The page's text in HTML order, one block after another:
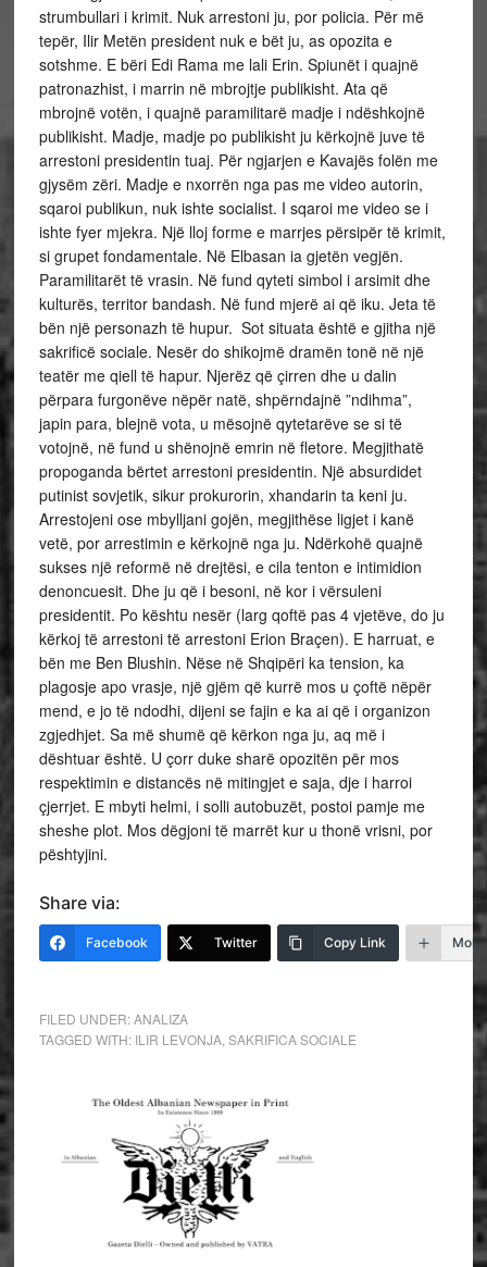
strumbullari i krimit. Nuk arrestoni ju, por policia. Për më
tepër, Ilir Metën president nuk e bët ju, as opozita e
sotshme. E bëri Edi Rama me lali Erin. Spiunët i quajnë
patronazhist, i marrin në mbrojtje publikisht. Ata që
mbrojnë votën, i quajnë paramilitarë madje i ndëshkojnë
publikisht. Madje, madje po publikisht ju kërkojnë juve të
arrestoni presidentin tuaj. Për ngjarjen e Kavajës folën me
gjysëm zëri. Madje e nxorrën nga pas me video autorin,
sqaroi publikun, nuk ishte socialist. I sqaroi me video se i
ishte fyer mjekra. Një lloj forme e marrjes përsipër të krimit,
si grupet fondamentale. Në Elbasan ia gjetën vegjën.
Paramilitarët të vrasin. Në fund qyteti simbol i arsimit dhe
kulturës, territor bandash. Në fund mjerë ai që iku. Jeta të
bën një personazh të hupur. Sot situata është e gjitha një
sakrificë sociale. Nesër do shikojmë dramën tonë në një
teatër me qiell të hapur. Njerëz që çirren dhe u dalin
përpara furgonëve nëpër natë, shpërndajnë ”ndihma”,
japin para, blejnë vota, u mësojnë qytetarëve se si të
votojnë, në fund u shënojnë emrin në fletore. Megjithatë
propoganda bërtet arrestoni presidentin. Një absurdidet
putinist sovjetik, sikur prokurorin, xhandarin ta keni ju.
Arrestojeni ose mbylljani gojën, megjithëse ligjet i kanë
vetë, por arrestimin e kërkojnë nga ju. Ndërkohë quajnë
sukses një reformë në drejtësi, e cila tenton e intimidion
denoncuesit. Dhe ju që i besoni, në kor i vërsuleni
presidentit. Po kështu nesër (larg qoftë pas 4 vjetëve, do ju
kërkoj të arrestoni të arrestoni Erion Braçen). E harruat, e
bën me Ben Blushin. Nëse në Shqipëri ka tension, ka
plagosje apo vrasje, një gjëm që kurrë mos u çoftë nëpër
mend, e jo të ndodhi, dijeni se fajin e ka ai që i organizon
zgjedhjet. Sa më shumë që kërkon nga ju, aq më i
dështuar është. U çorr duke sharë opozitën për mos
respektimin e distancës në mitingjet e saja, dje i harroi
çjerrjet. E mbyti helmi, i solli autobuzët, postoi pamje me
sheshe plot. Mos dëgjoni të marrët kur u thonë vrisni, por
pështyjini.
Share via:
Facebook Twitter Copy Link More
FILED UNDER:ANALIZA
TAGGED WITH: ILIR LEVONJA,SAKRIFICA SOCIALE